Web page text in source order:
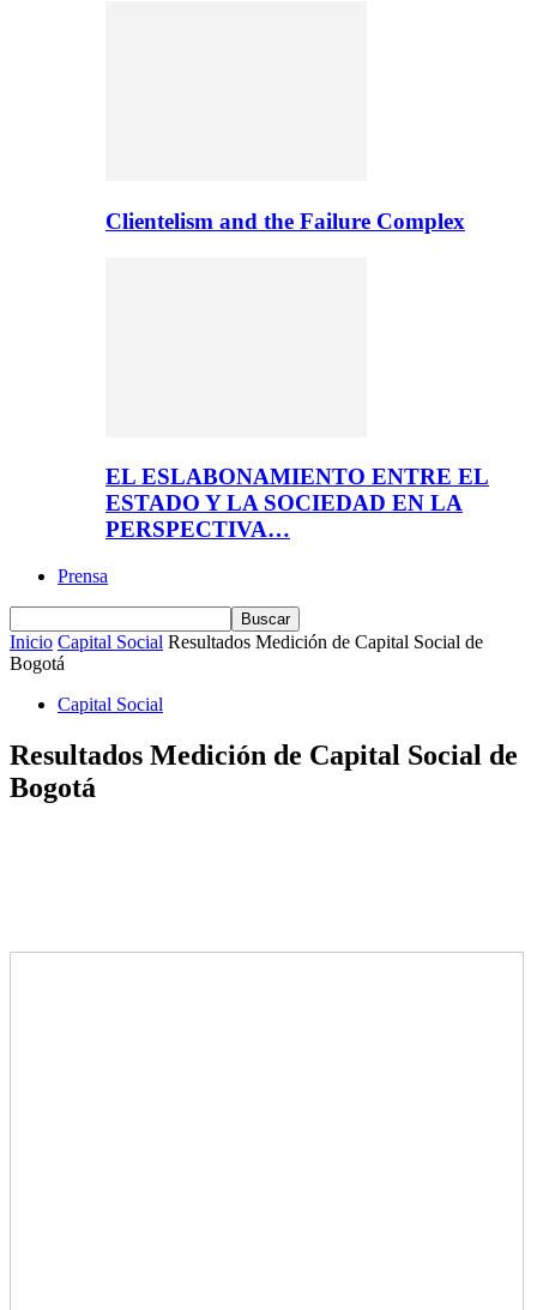
Clientelism and the Failure Complex
EL ESLABONAMIENTO ENTRE EL
ESTADO Y LA SOCIEDAD EN LA
PERSPECTIVA…
Prensa
Inicio Capital Social Resultados Medición de Capital Social de
Bogotá
Capital Social
Resultados Medición de Capital Social de
Bogotá